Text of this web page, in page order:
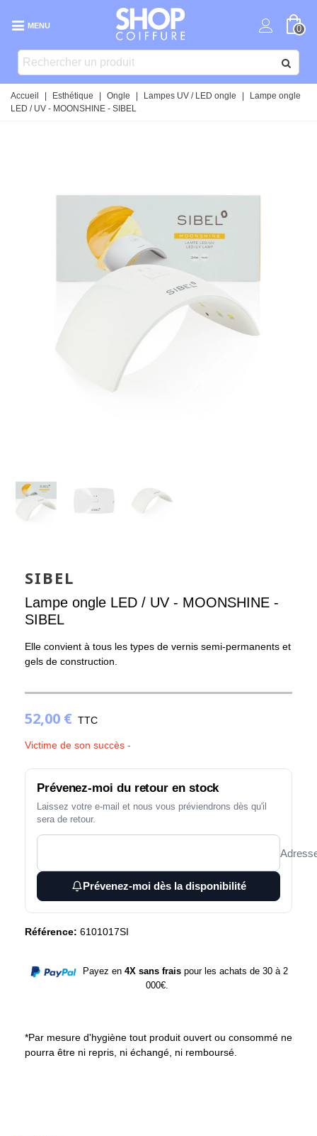
MENU 0
Accueil Esthétique Ongle Lampes UV / LED ongle
Lampe ongle
LED / UV - MOONSHINE - SIBEL
SIBEL
Lampe ongle LED / UV - MOONSHINE -
SIBEL
Elle convient à tous les types de vernis semi-permanents et
gels de construction.
52,00 € TTC
Victime de son succès -
Prévenez-moi du retour en stock
Laissez votre e-mail et nous vous préviendrons dès qu'il
sera de retour.
Prévenez-moi dès la disponibilité
Référence: 6101017SI
Payez en 4X sans fraispour les achats de 30 à 2
000€.
*Par mesure d'hygiène tout produit ouvert ou consommé ne
pourra être ni repris, ni échangé, ni remboursé.